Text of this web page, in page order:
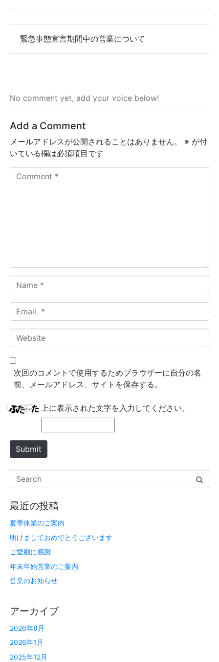
緊急事態宣言期間中の営業について
No comment yet, add your voice below!
Add a Comment
メールアドレスが公開されることはありません。 ※ が付
いている欄は必須項目です
a
m
*
m
a
*
W
e
b
e
次回のコメントで使用するためブラウザーに自分の名
前、メールアドレス、サイトを保存する。
上に表示された文字を入力してください。
Submit
最近の投稿
夏季休業のご案内
明けましておめでとうございます
ご愛顧に感謝
年末年始営業のご案内
営業のお知らせ
アーカイブ
2026年8月
2026年1月
2025年12月